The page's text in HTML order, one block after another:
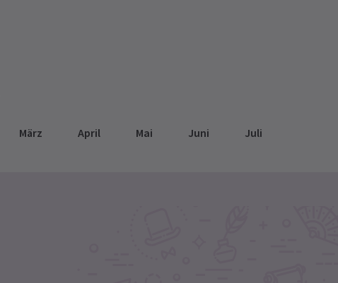
März April Mai Juni Juli